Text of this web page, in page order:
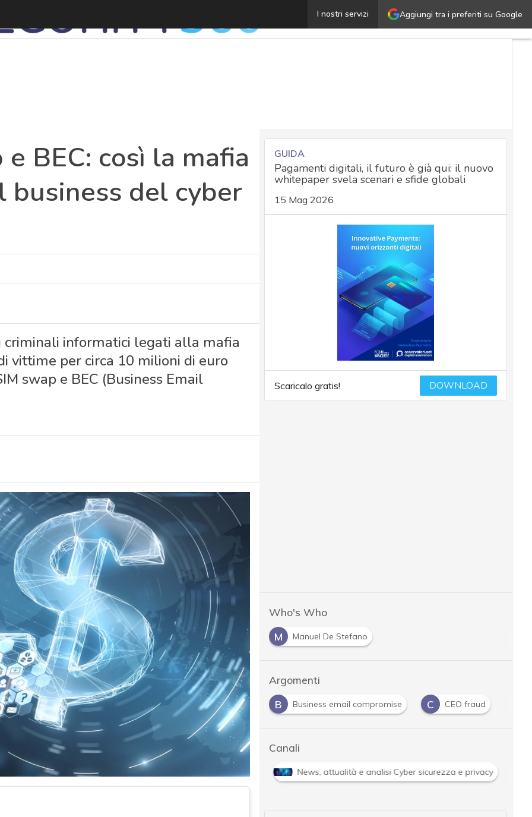
Aggiungi tra i preferiti su Google
I nostri servizi
Phishing, SIM swap e BEC: così la mafia italiana si
BEC: così la mafia
del cyber
informatici legati alla mafia
vittime per circa 10 milioni di euro
swap e BEC (Business Email
GUIDA
Pagamenti digitali, il futuro è già qui: il nuovo
whitepaper svela scenari e sfide globali
15 Mag 2026
Scaricalo gratis! DOWNLOAD
Who's Who
M
Manuel De Stefano
Argomenti
B
BEC B Business email compromise C CEO fraud C Cybercrime H Hacking
Canali
Attacchi hacker e Malware: le ultime news in tempo reale e